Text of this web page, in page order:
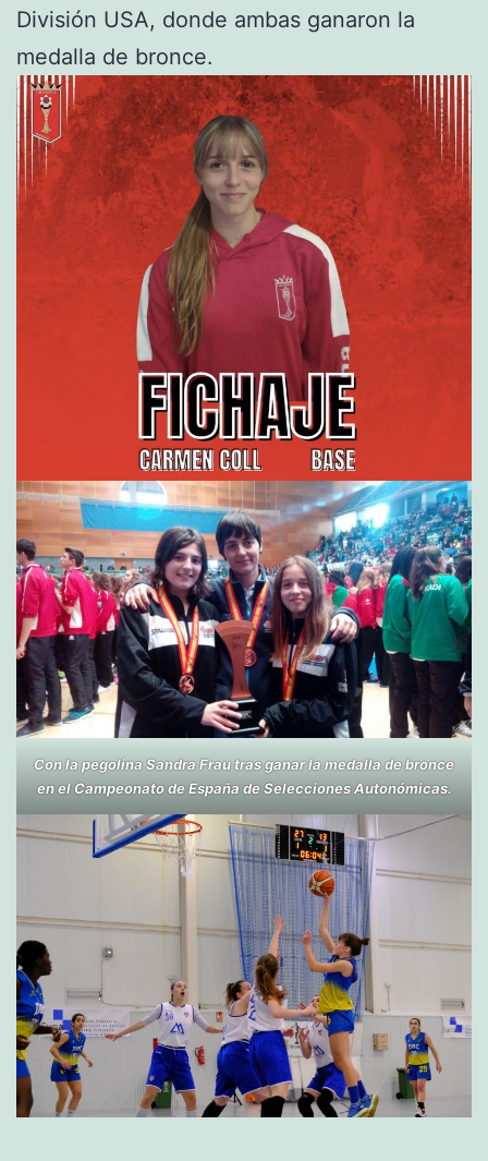
División USA, donde ambas ganaron la
medalla de bronce.
Con la pegolina Sandra Frau tras ganar la medalla de bronce
en el Campeonato de España de Selecciones Autonómicas.